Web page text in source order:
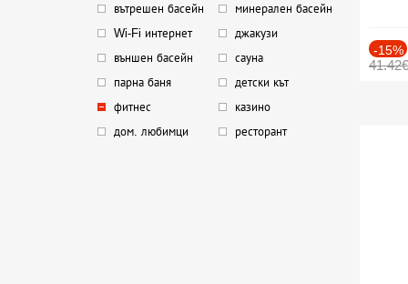
вътрешен басейн
минерален басейн
Wi-Fi интернет
джакузи
външен басейн
сауна
парна баня
детски кът
фитнес
казино
дом. любимци
ресторант
-15%
41.42€